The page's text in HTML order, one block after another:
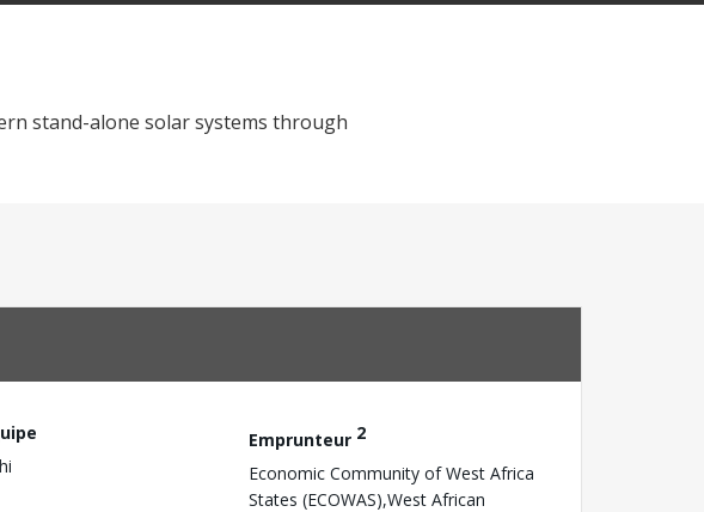
stand-alone solar systems through
Emprunteur 2
Economic Community of West Africa
States (ECOWAS),West African